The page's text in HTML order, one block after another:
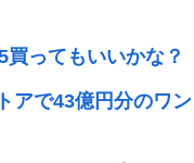
買ってもいいかな？
アで43億円分のワ